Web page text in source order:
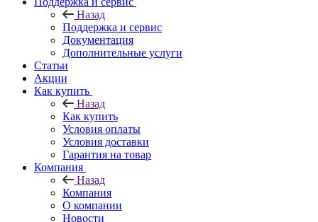
Назад
Поддержка и сервис
Документация
Дополнительные услуги
Статьи
Акции
Как купить
Назад
Как купить
Условия оплаты
Условия доставки
Гарантия на товар
Компания
Назад
Компания
О компании
Новости